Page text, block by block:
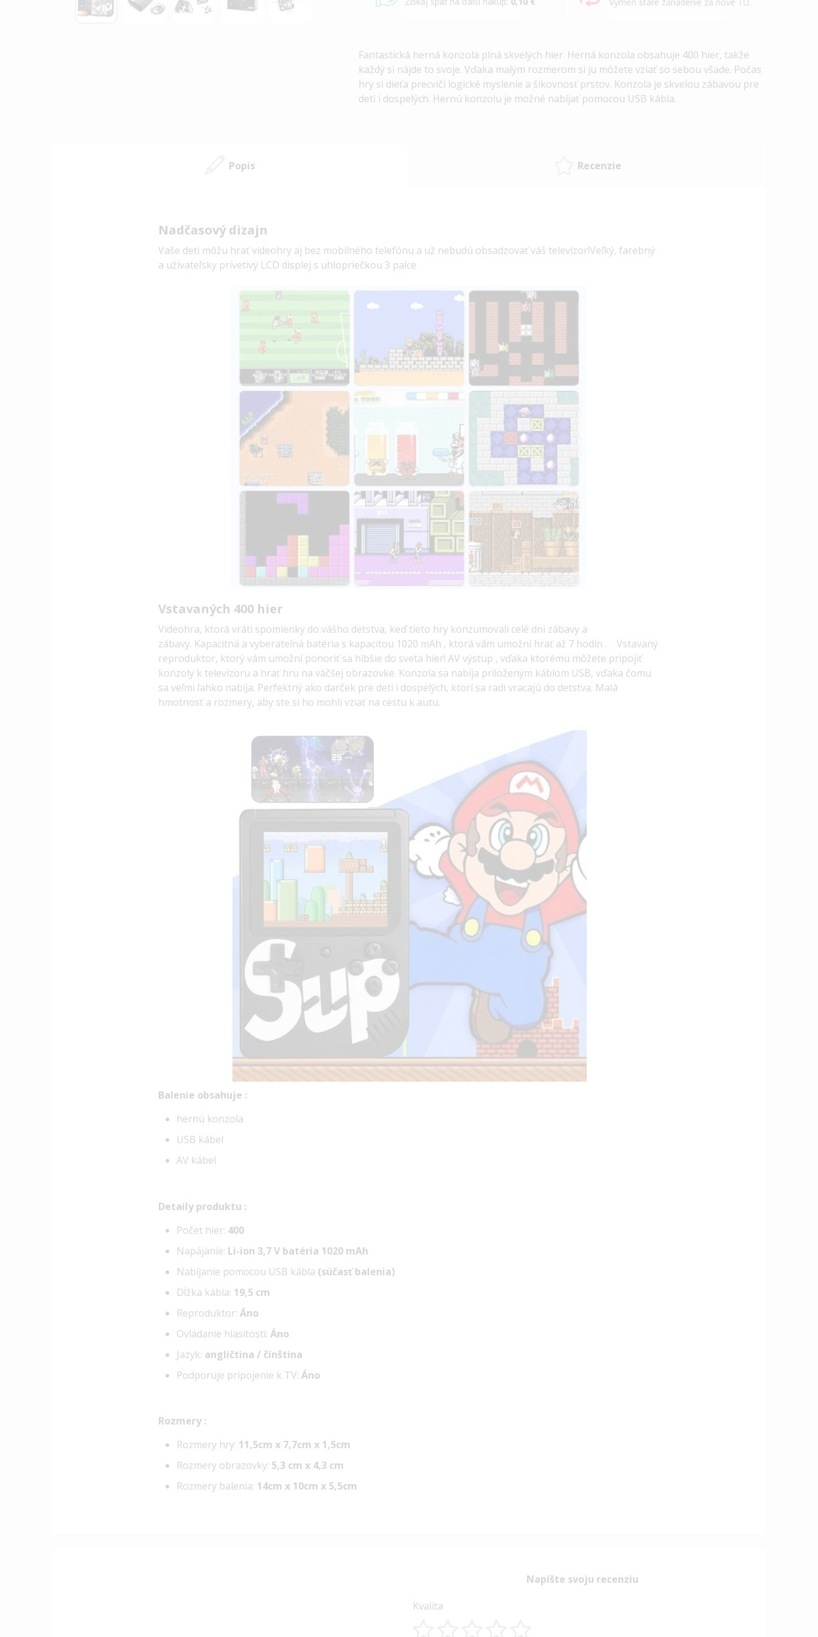
Fantastická herná konzola plná skvelých hier. Herná konzola obsahuje 400 hier, takže
každý si nájde to svoje. Vďaka malým rozmerom si ju môžete vziať so sebou všade. Počas
hry si dieťa precvičí logické myslenie a šikovnosť prstov. Konzola je skvelou zábavou pre
deti i dospelých. Hernú konzolu je možné nabíjať pomocou USB kábla.
Popis Recenzie
Nadčasový dizajn
Vaše deti môžu hrať videohry aj bez mobilného telefónu a už nebudú obsadzovať váš televízor!Veľký, farebný
a užívateľsky prívetivý LCD displej s uhlopriečkou 3 palce
Vstavaných 400 hier
Videohra, ktorá vráti spomienky do vášho detstva, keď tieto hry konzumovali celé dni zábavy a
zábavy. Kapacitná a vyberateľná batéria s kapacitou 1020 mAh , ktorá vám umožní hrať až 7 hodín .
Vstavaný
reproduktor, ktorý vám umožní ponoriť sa hlbšie do sveta hier! AV výstup , vďaka ktorému môžete pripojiť
konzoly k televízoru a hrať hru na väčšej obrazovke. Konzola sa nabíja priloženým káblom USB, vďaka čomu
sa veľmi ľahko nabíja. Perfektný ako darček pre deti i dospelých, ktorí sa radi vracajú do detstva. Malá
hmotnosť a rozmery, aby ste si ho mohli vziať na cestu k autu.
Balenie obsahuje :
hernú konzola
USB kábel
AV kábel
Detaily produktu :
Počet hier: 400
Napájanie: Li-ion 3,7 V batéria 1020 mAh
Nabíjanie pomocou USB kábla (súčasť balenia)
Dĺžka kábla: 19,5 cm
Reproduktor: Áno
Ovládanie hlasitosti: Áno
Jazyk: angličtina / čínština
Podporuje pripojenie k TV: Áno
Rozmery :
Rozmery hry: 11,5cm x 7,7cm x 1,5cm
Rozmery obrazovky: 5,3 cm x 4,3 cm
Rozmery balenia: 14cm x 10cm x 5,5cm
Napíšte svoju recenziu
Kvalita